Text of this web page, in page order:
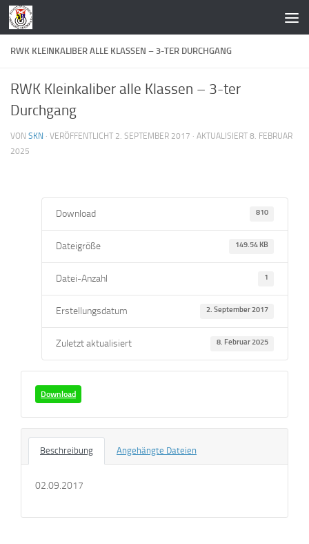
Zum Inhalt springen
RWK KLEINKALIBER ALLE KLASSEN – 3-TER DURCHGANG
RWK Kleinkaliber alle Klassen – 3-ter
Durchgang
VON SKN · VERÖFFENTLICHT 2. SEPTEMBER 2017 · AKTUALISIERT 8. FEBRUAR
2025
Download 810
Dateigröße 149.54 KB
Datei-Anzahl 1
Erstellungsdatum 2. September 2017
Zuletzt aktualisiert 8. Februar 2025
Download
Beschreibung Angehängte Dateien
02.09.2017